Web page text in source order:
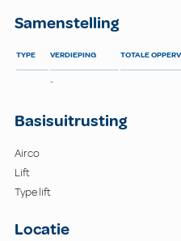
Samenstelling
TYPE VERDIEPING TOTALE
-
Basisuitrusting
Airco
Lift
Type lift
Locatie